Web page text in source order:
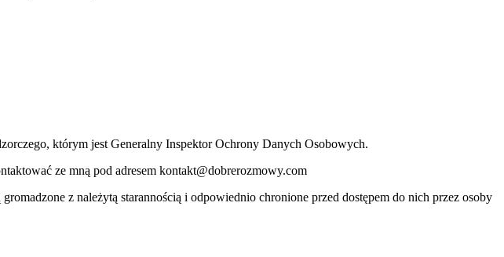
którym jest Generalny Inspektor Ochrony Danych Osobowych.
ze mną pod adresem kontakt@dobrerozmowy.com
z należytą starannością i odpowiednio chronione przed dostępem do nich przez osoby